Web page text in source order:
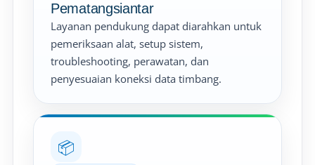
Pematangsiantar
Layanan pendukung dapat diarahkan untuk
pemeriksaan alat, setup sistem,
troubleshooting, perawatan, dan
penyesuaian koneksi data timbang.
📦